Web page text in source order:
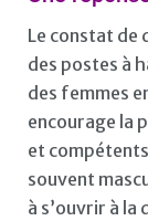
Le constat de
des postes à
des femmes
encourage la
et
souvent
à s’ouvrir à la